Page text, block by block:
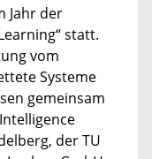
Jahr der
statt.
vom
Systeme
gemeinsam
der TU